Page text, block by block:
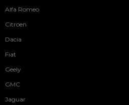
Alfa Romeo
Citroen
Dacia
Fiat
Geely
GMC
Jaguar